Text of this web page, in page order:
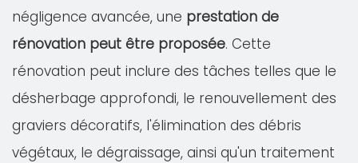
négligence avancée, une prestation de
rénovation peut être proposée. Cette
rénovation peut inclure des tâches telles que le
désherbage approfondi, le renouvellement des
graviers décoratifs, l'élimination des débris
végétaux, le dégraissage, ainsi qu'un traitement